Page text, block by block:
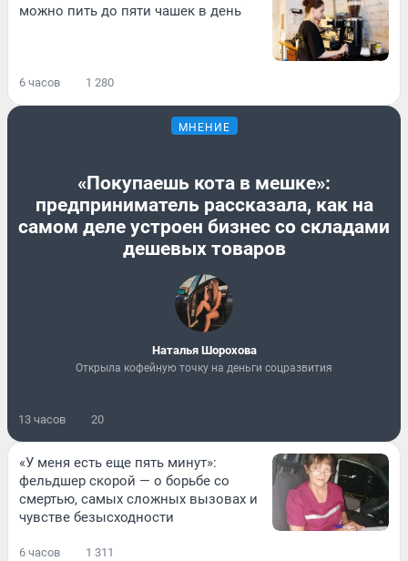
можно пить до пяти чашек в день
6 часов 1 280
МНЕНИЕ
«Покупаешь кота в мешке»:
предприниматель рассказала, как на
самом деле устроен бизнес со складами
дешевых товаров
Наталья Шорохова
Открыла кофейную точку на деньги соцразвития
13 часов 20
«У меня есть еще пять минут»:
фельдшер скорой — о борьбе со
смертью, самых сложных вызовах и
чувстве безысходности
6 часов 1 311